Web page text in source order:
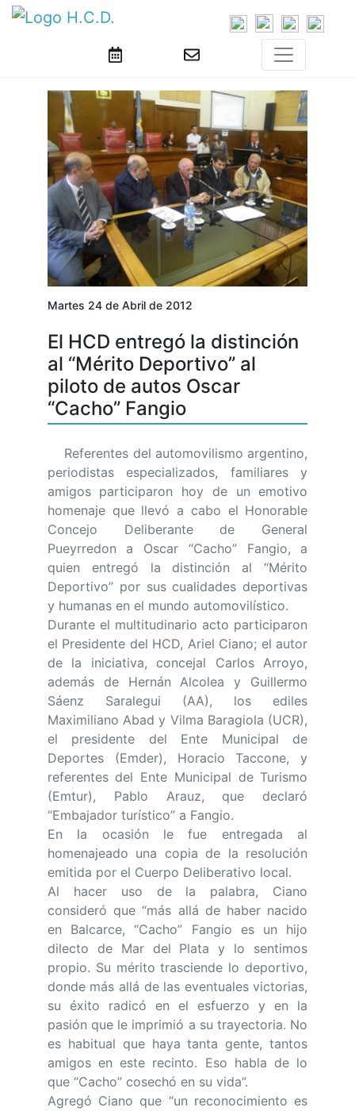
Martes 24 de Abril de 2012
El HCD entregó la distinción
al “Mérito Deportivo” al
piloto de autos Oscar
“Cacho” Fangio
Referentes del automovilismo argentino,
periodistas especializados, familiares y
amigos participaron hoy de un emotivo
homenaje que llevó a cabo el Honorable
Concejo Deliberante de General
Pueyrredon a Oscar “Cacho” Fangio, a
quien entregó la distinción al “Mérito
Deportivo” por sus cualidades deportivas
y humanas en el mundo automovilístico.
Durante el multitudinario acto participaron
el Presidente del HCD, Ariel Ciano; el autor
de la iniciativa, concejal Carlos Arroyo,
además de Hernán Alcolea y Guillermo
Sáenz Saralegui (AA), los ediles
Maximiliano Abad y Vilma Baragiola (UCR),
el presidente del Ente Municipal de
Deportes (Emder), Horacio Taccone, y
referentes del Ente Municipal de Turismo
(Emtur), Pablo Arauz, que declaró
“Embajador turístico” a Fangio.
En la ocasión le fue entregada al
homenajeado una copia de la resolución
emitida por el Cuerpo Deliberativo local.
Al hacer uso de la palabra, Ciano
consideró que “más allá de haber nacido
en Balcarce, “Cacho” Fangio es un hijo
dilecto de Mar del Plata y lo sentimos
propio. Su mérito trasciende lo deportivo,
donde más allá de las eventuales victorias,
su éxito radicó en el esfuerzo y en la
pasión que le imprimió a su trayectoria. No
es habitual que haya tanta gente, tantos
amigos en este recinto. Eso habla de lo
que “Cacho” cosechó en su vida”.
Agregó Ciano que “un reconocimiento es